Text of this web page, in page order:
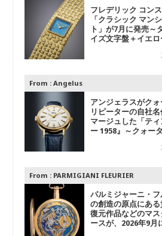
フレデリック コン
「クラシック マン
ト」が7月に発売～
イズ文字盤＋イエ
字盤＋スチールの2
From : Angelus
アンジェラスがク
リピーターの自社
マージュした「ティ
ー 1958』～クォー
From : PARMIGIANI FLEURIER
パルミジャーニ・フ
の創造の原点にある
復元作品などのマス
ースが、2026年9月